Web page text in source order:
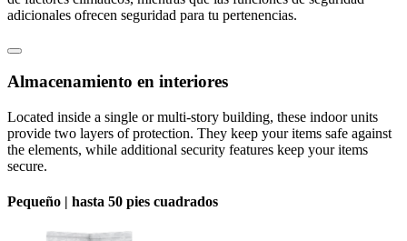
adicionales ofrecen seguridad para tu pertenencias.
Almacenamiento en interiores
Located inside a single or multi-story building, these indoor units
provide two layers of protection. They keep your items safe against
the elements, while additional security features keep your items
secure.
Pequeño | hasta 50 pies cuadrados